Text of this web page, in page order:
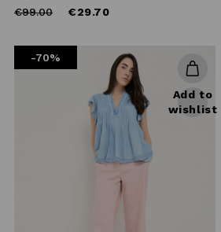
Price
€99.00to €29.70
-70%
Add to
wishlist